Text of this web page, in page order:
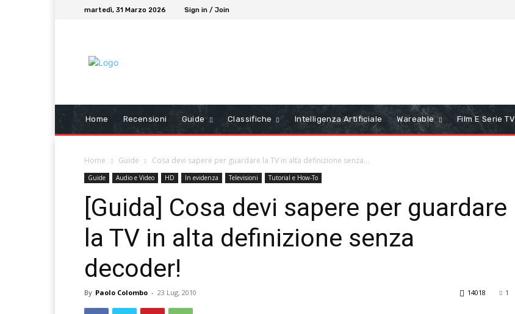
martedì, 31 Marzo 2026 Sign in / Join
Home Recensioni Guide Classifiche Intelligenza Artificiale Wareable Film E Serie TV
Home Guide Cosa devi sapere per guardare la TV in alta definizione senza...
Guide Audio e Video HD In evidenza Televisioni Tutorial e How-To
[Guida] Cosa devi sapere per guardare
la TV in alta definizione senza
decoder!
By Paolo Colombo - 23 Lug, 2010 1
14018